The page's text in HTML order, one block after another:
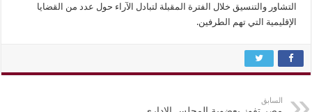
التشاور والتنسيق خلال الفترة المقبلة لتبادل الآراء حول عدد من القضايا
الإقليمية التي تهم الطرفين.
السابق